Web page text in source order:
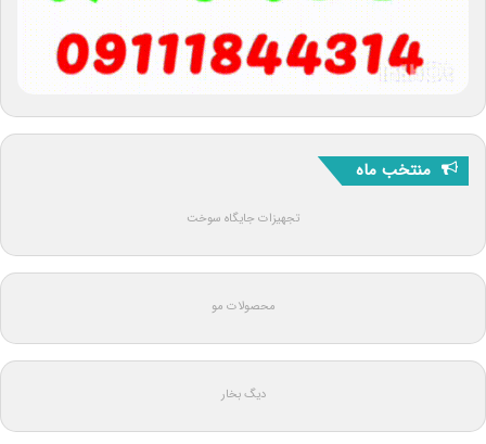
منتخب ماه
تجهیزات جایگاه سوخت
محصولات مو
دیگ بخار